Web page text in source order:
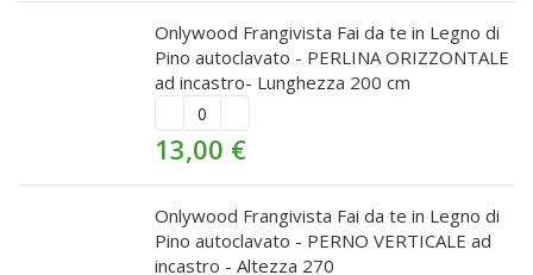
Onlywood Frangivista Fai da te in Legno di
Pino autoclavato - PERLINA ORIZZONTALE
ad incastro- Lunghezza 200 cm
13,00 €
Onlywood Frangivista Fai da te in Legno di
Pino autoclavato - PERNO VERTICALE ad
incastro - Altezza 270